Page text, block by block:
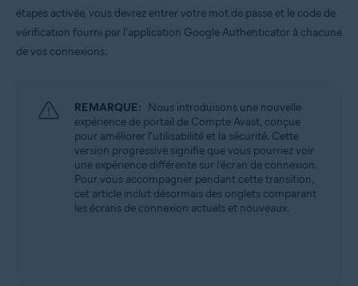
Tous les systèmes d’exploitation pris en charge
étapes activée, vous devrez entrer votre mot de passe et le code de
vérification fourni par l’application Google Authenticator à chacune
de vos connexions.
REMARQUE: Nous introduisons une nouvelle
expérience de portail de Compte Avast, conçue
pour améliorer l'utilisabilité et la sécurité. Cette
version progressive signifie que vous pourriez voir
une expérience différente sur l'écran de connexion.
Pour vous accompagner pendant cette transition,
cet article inclut désormais des onglets comparant
les écrans de connexion actuels et nouveaux.